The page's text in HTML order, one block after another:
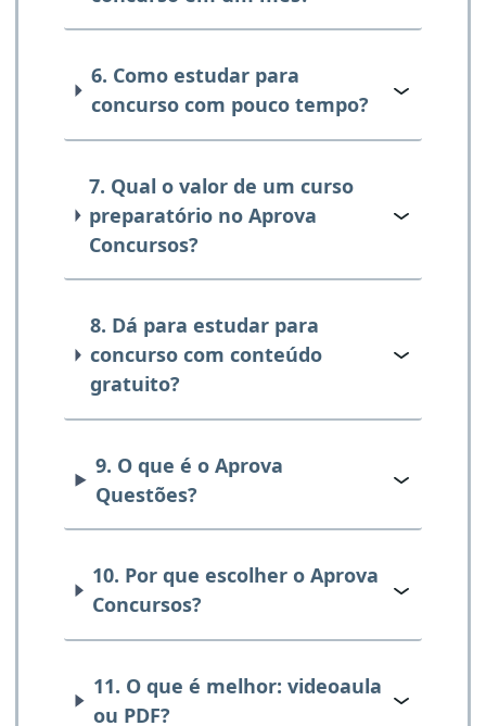
6. Como estudar para
concurso com pouco tempo?
7. Qual o valor de um curso
preparatório no Aprova
Concursos?
8. Dá para estudar para
concurso com conteúdo
gratuito?
9. O que é o Aprova
Questões?
10. Por que escolher o Aprova
Concursos?
11. O que é melhor: videoaula
ou PDF?